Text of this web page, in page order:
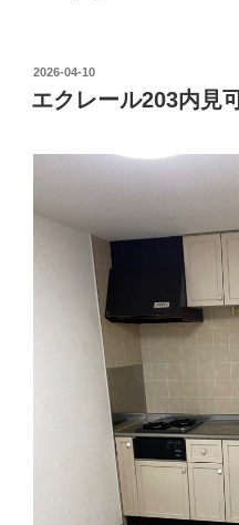
投
稿
日:
2026-04-10
エクレール203内見